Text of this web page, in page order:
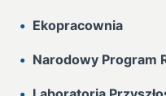
Ekopracownia
Narodowy Program